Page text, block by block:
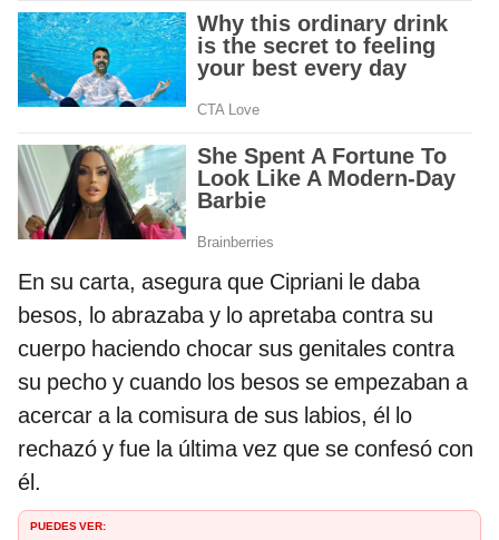
En su carta, asegura que Cipriani le daba
besos, lo abrazaba y lo apretaba contra su
cuerpo haciendo chocar sus genitales contra
su pecho y cuando los besos se empezaban a
acercar a la comisura de sus labios, él lo
rechazó y fue la última vez que se confesó con
él.
PUEDES VER: